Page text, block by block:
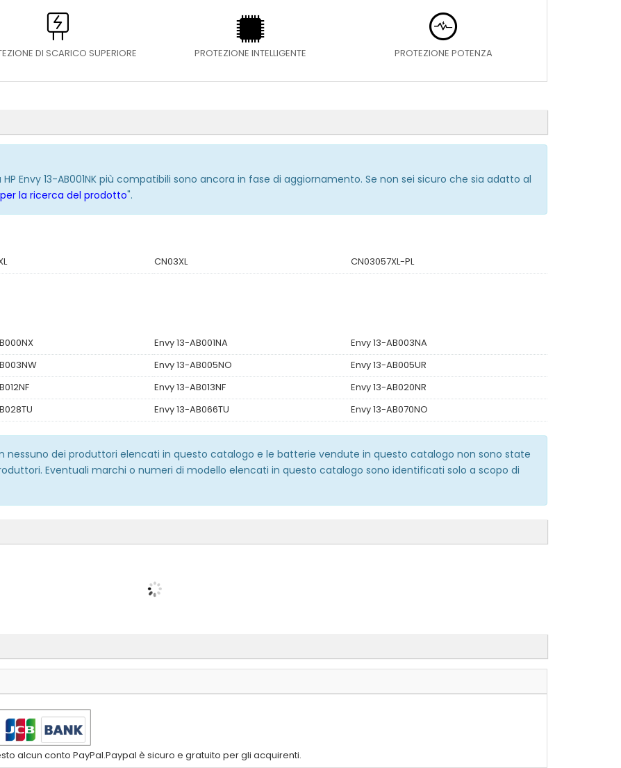
DI SCARICO SUPERIORE PROTEZIONE INTELLIGENTE PROTEZIONE POTENZA
Envy 13-AB001NK più compatibili sono ancora in fase di aggiornamento. Se non sei sicuro che sia adatto al
la ricerca del prodotto".
CN03XL
CN03057XL-PL
Envy 13-AB001NA
Envy 13-AB003NA
Envy 13-AB005NO
Envy 13-AB005UR
Envy 13-AB013NF
Envy 13-AB020NR
Envy 13-AB066TU Envy 13-AB070NO
dei produttori elencati in questo catalogo e le batterie vendute in questo catalogo non sono state
Eventuali marchi o numeri di modello elencati in questo catalogo sono identificati solo a scopo di
alcun conto PayPal.Paypal è sicuro e gratuito per gli acquirenti.